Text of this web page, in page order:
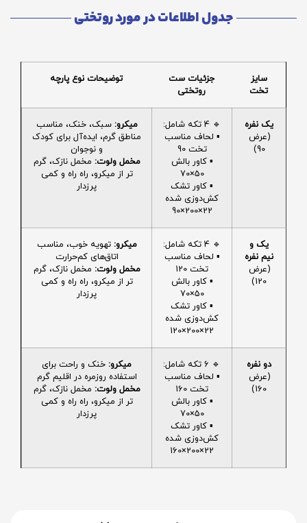
جدول اطلاعات در مورد روتختی
سایز
تخت
جزئیات ست
روتختی
توضیحات نوع پارچه
یک نفره
(عرض
90)
🔹 4 تکه شامل:
▪️ لحاف مناسب
تخت 90
▪️ کاور بالش
50×70
▪️ کاور تشک
کش‌دوزی شده
22×200×90
میکرو: سبک، خنک، مناسب
مناطق گرم، ایده‌آل برای کودک
و نوجوان
مخمل ولوت: مخمل نازک، گرم
تر از میکرو، راه راه و کمی
پرزدار
یک و
نیم نفره
(عرض
120)
🔹 4 تکه شامل:
▪️ لحاف مناسب
تخت 120
▪️ کاور بالش
50×70
▪️ کاور تشک
کش‌دوزی شده
22×200×120
میکرو: تهویه خوب، مناسب
اتاق‌های کم‌حرارت
مخمل ولوت: مخمل نازک، گرم
تر از میکرو، راه راه و کمی
پرزدار
دو نفره
(عرض
160)
🔹 6 تکه شامل:
▪️ لحاف مناسب
تخت 160
▪️ کاور بالش
50×70
▪️ کاور تشک
کش‌دوزی شده
22×200×160
میکرو: خنک و راحت برای
استفاده روزمره در اقلیم گرم
مخمل ولوت: مخمل نازک، گرم
تر از میکرو، راه راه و کمی
پرزدار